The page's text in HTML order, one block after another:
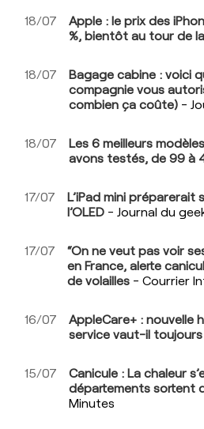
18/07
Apple : le prix des
%, bientôt au tour de
18/07
Bagage cabine : voici
compagnie vous
combien ça coûte) -
18/07
Les 6 meilleurs
avons testés, de 99 à
17/07
L’iPad mini
l’OLED - Journal du
17/07
“On ne veut pas voir
en France, alerte
de volailles - Courrier
16/07
AppleCare+ : nouvelle
service vaut-il
15/07
Canicule : La chaleur
départements sortent
Minutes